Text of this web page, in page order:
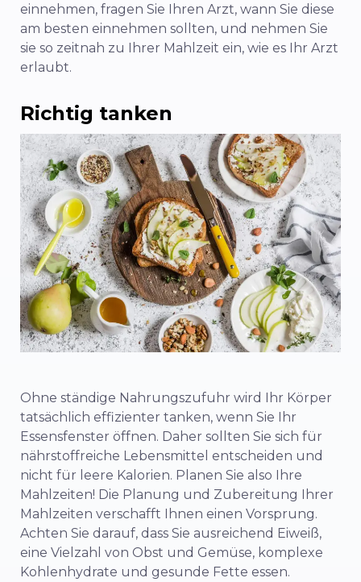
einnehmen, fragen Sie Ihren Arzt, wann Sie diese
am besten einnehmen sollten, und nehmen Sie
sie so zeitnah zu Ihrer Mahlzeit ein, wie es Ihr Arzt
erlaubt.
Richtig tanken
Ohne ständige Nahrungszufuhr wird Ihr Körper
tatsächlich effizienter tanken, wenn Sie Ihr
Essensfenster öffnen. Daher sollten Sie sich für
nährstoffreiche Lebensmittel entscheiden und
nicht für leere Kalorien. Planen Sie also Ihre
Mahlzeiten! Die Planung und Zubereitung Ihrer
Mahlzeiten verschafft Ihnen einen Vorsprung.
Achten Sie darauf, dass Sie ausreichend Eiweiß,
eine Vielzahl von Obst und Gemüse, komplexe
Kohlenhydrate und gesunde Fette essen.